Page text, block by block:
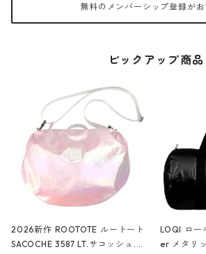
無料のメンバーシップ登録がお
ピックアップ商品
2026新作 ROOTOTE ルートート
SACOCHE 3587 LT.サコッシュ.ル
LOQI ロ
er メタリ